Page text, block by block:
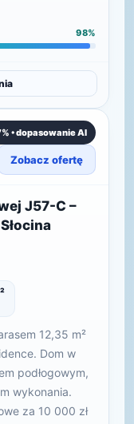
98%
• dopasowanie AI
Zobacz ofertę
J57-C –
12,35 m²
Dom w
podłogowym,
wykonania.
za 10 000 zł